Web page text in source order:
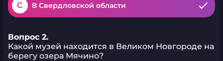
C В Свердловской области
Вопрос 2.
Какой музей находится в Великом Новгороде на
берегу озера Мячино?